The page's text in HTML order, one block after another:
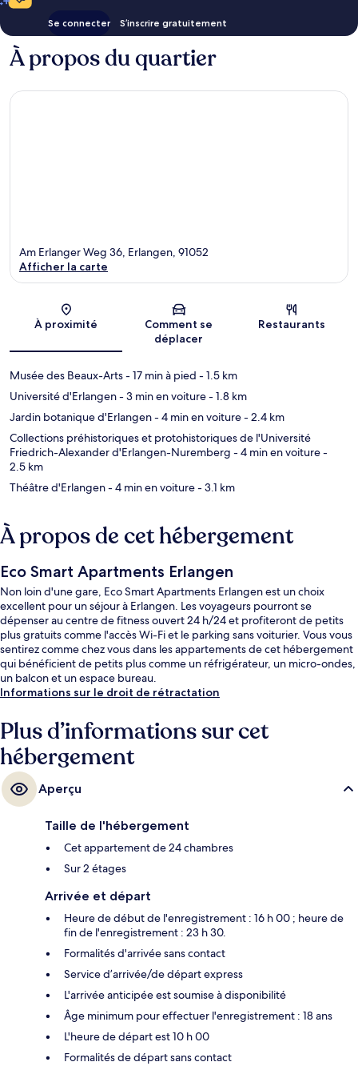
Se connecter S’inscrire gratuitement
À propos du quartier
Carte
Am Erlanger Weg 36, Erlangen, 91052
Afficher la carte
À proximité
Comment se
déplacer
Restaurants
Musée des Beaux-Arts- 17 min à pied - 1.5 km
Université d'Erlangen- 3 min en voiture- 1.8 km
Jardin botanique d'Erlangen- 4 min en voiture- 2.4 km
Collections préhistoriques et protohistoriques de l'Université
Friedrich-Alexander d'Erlangen-Nuremberg - 4 min en voiture-
2.5 km
Théâtre d'Erlangen- 4 min en voiture- 3.1 km
À propos de cet hébergement
Eco Smart Apartments Erlangen
Non loin d'une gare, Eco Smart Apartments Erlangen est un choix
excellent pour un séjour à Erlangen. Les voyageurs pourront se
dépenser au centre de fitness ouvert 24 h/24 et profiteront de petits
plus gratuits comme l'accès Wi-Fi et le parking sans voiturier. Vous vous
sentirez comme chez vous dans les appartements de cet hébergement
qui bénéficient de petits plus comme un réfrigérateur, un micro-ondes,
un balcon et un espace bureau.
Informations sur le droit de rétractation
Plus d’informations sur cet
hébergement
Aperçu
Taille de l'hébergement
Cet appartement de 24 chambres
Sur 2 étages
Arrivée et départ
Heure de début de l'enregistrement : 16 h 00 ; heure de
fin de l'enregistrement : 23 h 30.
Formalités d'arrivée sans contact
Service d’arrivée/de départ express
L'arrivée anticipée est soumise à disponibilité
Âge minimum pour effectuer l'enregistrement : 18 ans
L'heure de départ est 10 h 00
Formalités de départ sans contact